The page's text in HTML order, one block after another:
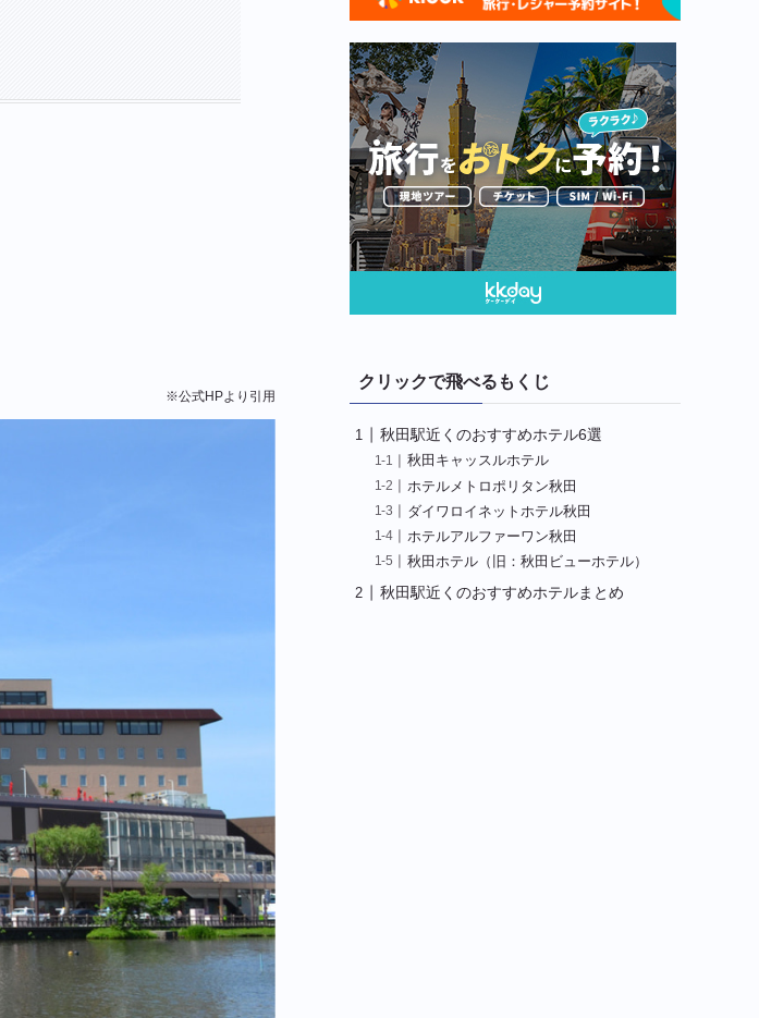
※公式HPより引用
クリックで飛べるもくじ
秋田駅近くのおすすめホテル6選
秋田キャッスルホテル
ホテルメトロポリタン秋田
ダイワロイネットホテル秋田
ホテルアルファーワン秋田
秋田ホテル（旧：秋田ビューホテル）
秋田駅近くのおすすめホテルまとめ